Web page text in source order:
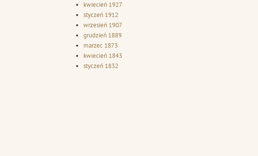
kwiecień 1927
styczeń 1912
wrzesień 1907
grudzień 1889
marzec 1873
kwiecień 1843
styczeń 1832